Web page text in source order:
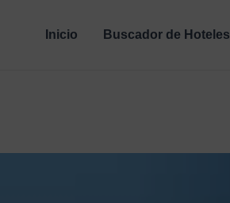
Inicio Buscador de Hoteles